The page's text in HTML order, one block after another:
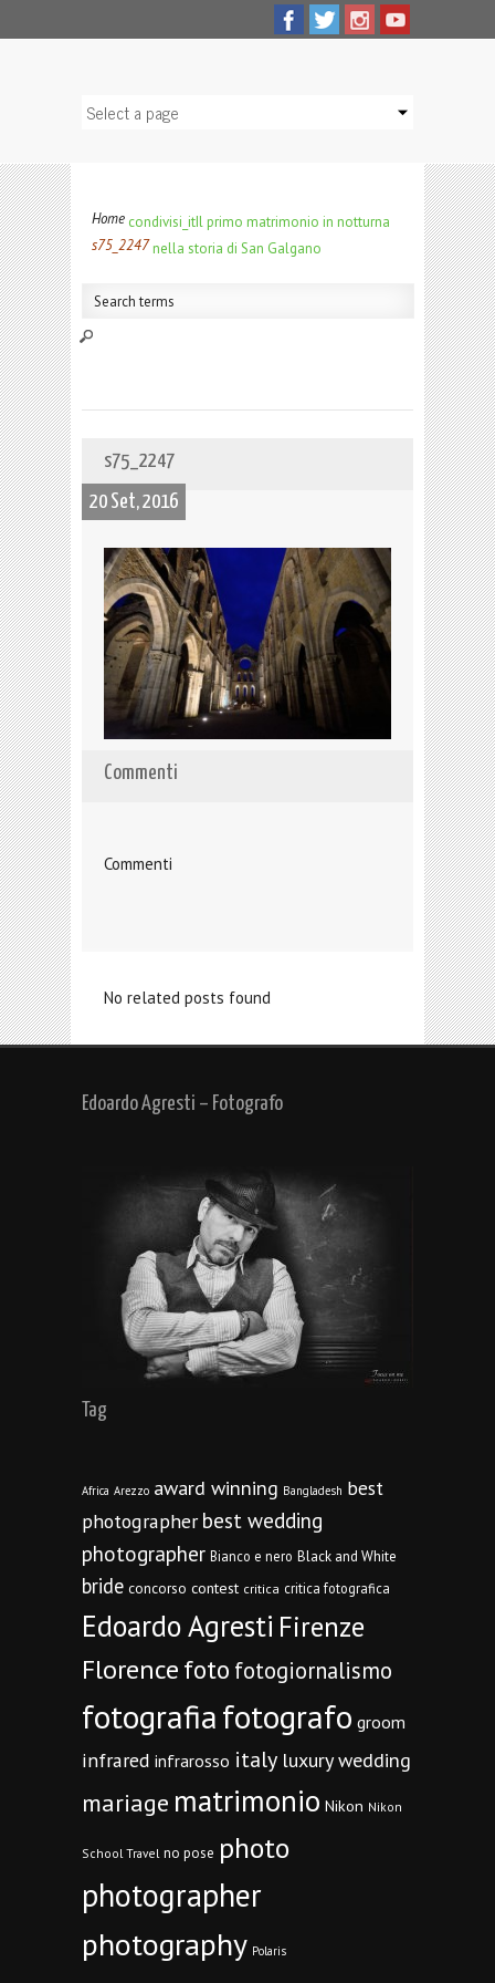
Home condivisi_itIl primo matrimonio in notturna
nella storia di San Galgano
s75_2247
s75_2247
20 Set, 2016
Commenti
Commenti
No related posts found
Edoardo Agresti – Fotografo
Tag
Africa Arezzo award winning Bangladesh best
photographer best wedding
photographer Bianco e nero Black and White
bride concorso contest critica critica fotografica
Edoardo Agresti Firenze
Florencefoto fotogiornalismo
fotografiafotografo groom
infrared infrarosso italy luxury wedding
mariage matrimonio Nikon Nikon
School Travel no pose photo
photographer
photography Polaris